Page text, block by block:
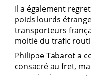
Il a également
poids lourds
transporteurs
moitié du trafic
Philippe Tabarot a
consacré au fret,